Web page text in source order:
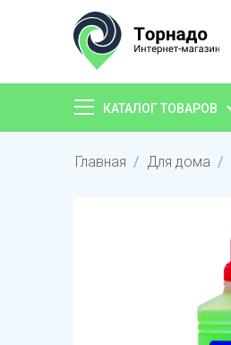
КАТАЛОГ ТОВАРОВ
Главная / Для дома /